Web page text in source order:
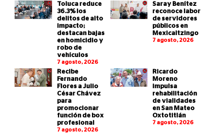
Toluca reduce
36.3% los
delitos de alto
impacto;
destacan bajas
en homicidio y
robo de
vehículos
7 agosto, 2026
Saray Benítez
reconoce labor
de servidores
públicos en
Mexicaltzingo
7 agosto, 2026
Recibe
Fernando
Flores a Julio
César Chávez
para
promocionar
función de box
profesional
7 agosto, 2026
Ricardo
Moreno
impulsa
rehabilitación
de vialidades
en San Mateo
Oxtotitlán
7 agosto, 2026